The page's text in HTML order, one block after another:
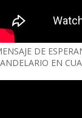
DE
EN